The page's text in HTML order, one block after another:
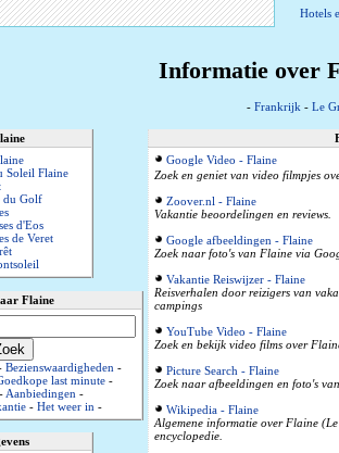
Hotels
Informatie over
- Frankrijk- Le
Soleil Flaine
du Golf
d'Eos
de Veret
Flaine
Bezienswaardigheden-
last minute-
Aanbiedingen-
- Het weer in-
Google Video - Flaine
Zoek en geniet van video filmpjes
Zoover.nl - Flaine
Vakantie beoordelingen en reviews.
Google afbeeldingen - Flaine
Zoek naar foto's van Flaine via
Vakantie Reiswijzer - Flaine
Reisverhalen door reizigers van
campings
YouTube Video - Flaine
Zoek en bekijk video films over
Picture Search - Flaine
Zoek naar afbeeldingen en foto's
Wikipedia - Flaine
Algemene informatie over Flaine
encyclopedie.